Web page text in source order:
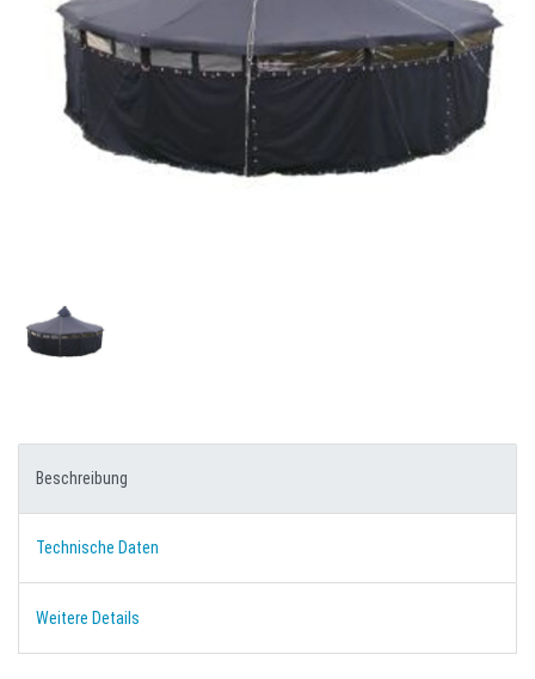
Beschreibung
Technische Daten
Weitere Details